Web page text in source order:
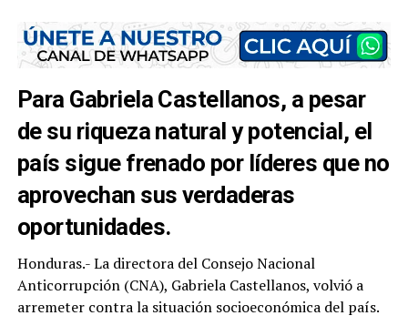
Para Gabriela Castellanos, a pesar
de su riqueza natural y potencial, el
país sigue frenado por líderes que no
aprovechan sus verdaderas
oportunidades.
Honduras.- La directora del Consejo Nacional
Anticorrupción (CNA), Gabriela Castellanos, volvió a
arremeter contra la situación socioeconómica del país.